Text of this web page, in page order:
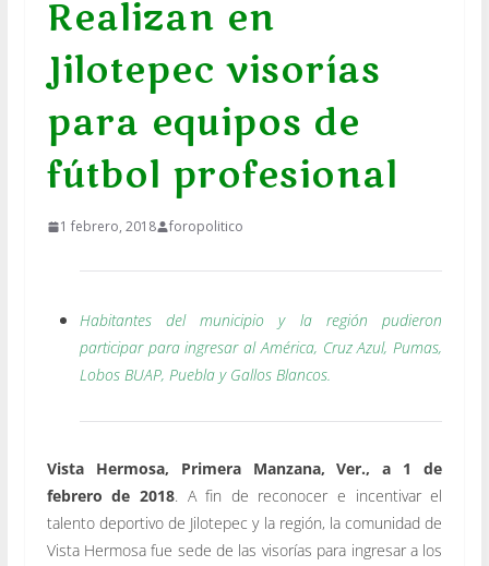
Realizan en
Jilotepec visorías
para equipos de
fútbol profesional
1 febrero, 2018 foropolitico
Habitantes del municipio y la región pudieron
participar para ingresar al América, Cruz Azul, Pumas,
Lobos BUAP, Puebla y Gallos Blancos.
Vista Hermosa, Primera Manzana, Ver., a 1 de
febrero de 2018. A fin de reconocer e incentivar el
talento deportivo de Jilotepec y la región, la comunidad de
Vista Hermosa fue sede de las visorías para ingresar a los